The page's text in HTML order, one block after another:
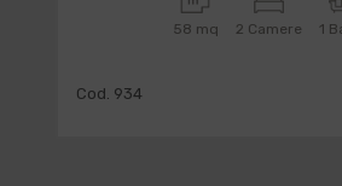
58 mq 2 Camere 1
Cod. 934